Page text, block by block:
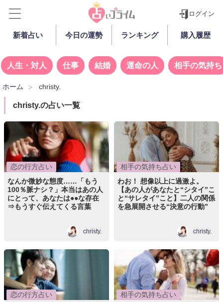
ログイン
新着占い 今日の運勢 ランキング 購入履歴
人生・対人 仕事 結婚 運命の人 相手の気持ち
ホーム christy.
christy.の占い一覧
恋の行方占い
なんか微妙な態度……「もう
100％脈ナシ？」本当はあの人
にとって、あなたは●●な存在
⇒もうすぐ伝えてくる言葉
christy.
相手の気持ち占い
わお！ 想像以上に過激よ。
【あの人があなたと“シタイ”こ
と“サレタイ”こと】二人の関係
を急展開させる“決意の行動”
christy.
恋の行方占い
相手の気持ち占い